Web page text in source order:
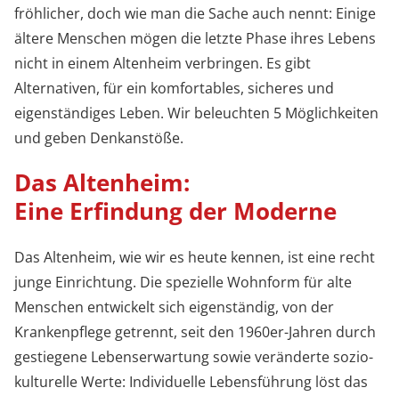
fröhlicher, doch wie man die Sache auch nennt: Einige
ältere Menschen mögen die letzte Phase ihres Lebens
nicht in einem Altenheim verbringen. Es gibt
Alternativen, für ein komfortables, sicheres und
eigenständiges Leben. Wir beleuchten 5 Möglichkeiten
und geben Denkanstöße.
Das Altenheim:
Eine Erfindung der Moderne
Das Altenheim, wie wir es heute kennen, ist eine recht
junge Einrichtung. Die spezielle Wohnform für alte
Menschen entwickelt sich eigenständig, von der
Krankenpflege getrennt, seit den 1960er-Jahren durch
gestiegene Lebenserwartung sowie veränderte sozio-
kulturelle Werte: Individuelle Lebensführung löst das